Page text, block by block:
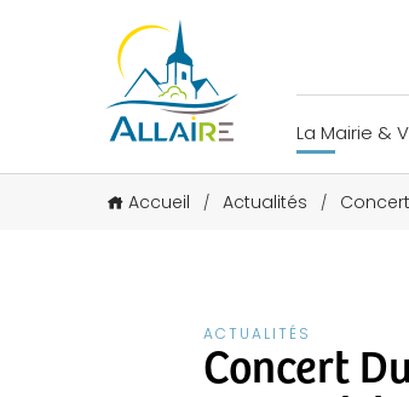
La Mairie &
Accueil / Actualités /
ACTUALITÉS
Concert